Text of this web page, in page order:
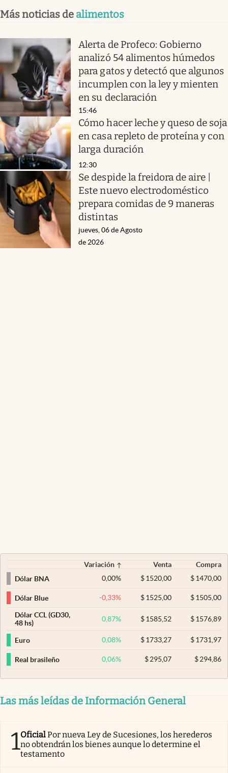
Más noticias de alimentos
Alerta de Profeco: Gobierno
analizó 54 alimentos húmedos
para gatos y detectó que algunos
incumplen con la ley y mienten
en su declaración
15:46
Cómo hacer leche y queso de soja
en casa repleto de proteína y con
larga duración
12:30
Se despide la freidora de aire |
Este nuevo electrodoméstico
prepara comidas de 9 maneras
distintas
jueves, 06 de Agosto
de 2026
Variación Venta
Compra
Dólar BNA
0,00% $ 1520,00 $1470,00
Dólar Blue -0,33% $ 1525,00 $1505,00
Dólar CCL (GD30,
48 hs)
0,87% $ 1585,52 $1576,89
Euro 0,08% $ 1733,27 $1731,97
Real brasileño 0,06% $295,07 $294,86
Las más leídas de Información General
1OficialPor nueva Ley de Sucesiones, los herederos
no obtendrán los bienes aunque lo determine el
testamento